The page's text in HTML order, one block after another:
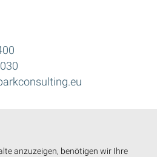
anzuzeigen, benötigen wir Ihre